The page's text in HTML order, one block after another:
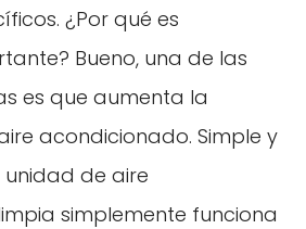
¿Por qué es
Bueno, una de las
es que aumenta la
acondicionado. Simple y
de aire
simplemente funciona